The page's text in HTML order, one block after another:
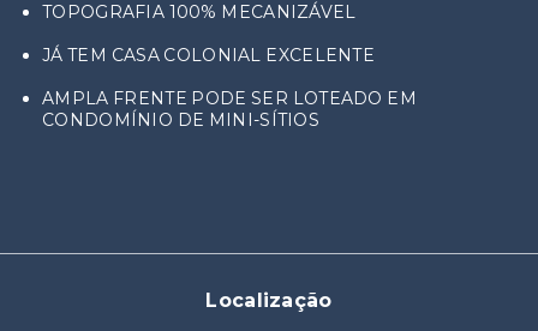
TOPOGRAFIA 100% MECANIZÁVEL
JÁ TEM CASA COLONIAL EXCELENTE
AMPLA FRENTE PODE SER LOTEADO EM
CONDOMÍNIO DE MINI-SÍTIOS
Localização